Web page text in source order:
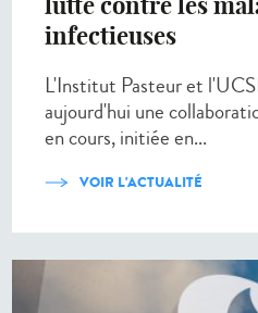
infectieuses
L'Institut Pasteur et
aujourd'hui une
en cours, initiée en...
VOIR L'ACTUALITÉ